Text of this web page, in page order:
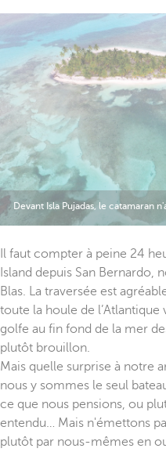
Devant Isla Pujadas, le catamaran
Il faut compter à peine 24
Island depuis San Bernardo,
Blas. La traversée est
toute la houle de l’Atlantique
golfe au fin fond de la mer
plutôt brouillon.
Mais quelle surprise à notre
nous y sommes le seul
ce que nous pensions, ou
entendu… Mais n'émettons
plutôt par nous-mêmes en